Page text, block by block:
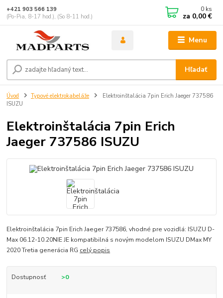
Menu
Hľadať
+421 903 566 139
(Po-Pia, 8-17 hod.), (So 8-11 hod.)
0 ks
za 0,00 €
Úvod Typové elektrokabeláže
Elektroinštalácia 7pin Erich Jaeger 737586
ISUZU
Elektroinštalácia 7pin Erich
Jaeger 737586 ISUZU
Elektroinštalácia 7pin Erich Jaeger 737586, vhodné pre vozidlá: ISUZU D-
Max 06.12-10.20NIE JE kompatibilná s novým modelom ISUZU DMax MY
2020 Tretia generácia RG celý popis
Dostupnosť >0